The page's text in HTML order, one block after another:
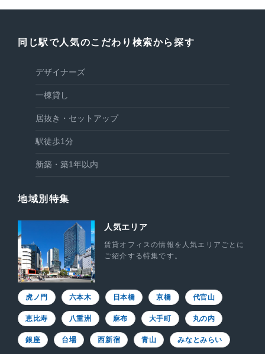
同じ駅で人気のこだわり検索から探す
デザイナーズ
一棟貸し
居抜き・セットアップ
駅徒歩1分
新築・築1年以内
地域別特集
人気エリア
賃貸オフィスの情報を人気エリアごとに
ご紹介する特集です。
虎ノ門 六本木 日本橋 京橋 代官山
恵比寿 八重洲 麻布 大手町 丸の内
銀座 台場 西新宿 青山 みなとみらい